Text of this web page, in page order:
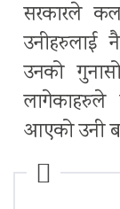
सरकारले
उनीहरुलाई
उनको
लागेकाहरुले
आएको उनी